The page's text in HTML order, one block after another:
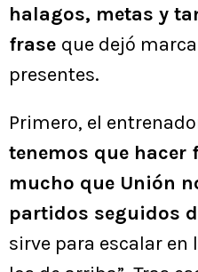
halagos, metas y
frase que dejó
presentes.
Primero, el
tenemos que hacer
mucho que Unión
partidos seguidos
sirve para escalar en